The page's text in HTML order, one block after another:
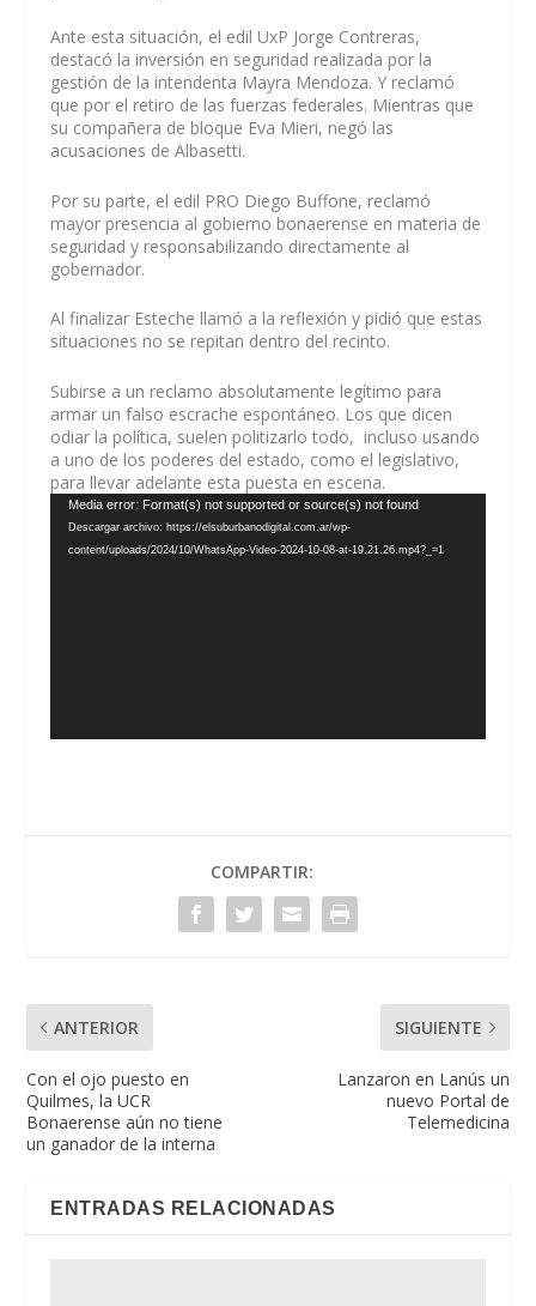
Ante esta situación, el edil UxP Jorge Contreras,
destacó la inversión en seguridad realizada por la
gestión de la intendenta Mayra Mendoza. Y reclamó
que por el retiro de las fuerzas federales. Mientras que
su compañera de bloque Eva Mieri, negó las
acusaciones de Albasetti.
Por su parte, el edil PRO Diego Buffone, reclamó
mayor presencia al gobierno bonaerense en materia de
seguridad y responsabilizando directamente al
gobernador.
Al finalizar Esteche llamó a la reflexión y pidió que estas
situaciones no se repitan dentro del recinto.
Subirse a un reclamo absolutamente legítimo para
armar un falso escrache espontáneo. Los que dicen
odiar la política, suelen politizarlo todo, incluso usando
a uno de los poderes del estado, como el legislativo,
para llevar adelante esta puesta en escena.
Reproductor
de
vídeo
Media error: Format(s) not supported or source(s) not found
Descargar archivo: https://elsuburbanodigital.com.ar/wp-
content/uploads/2024/10/WhatsApp-Video-2024-10-08-at-19.21.26.mp4?_=1
COMPARTIR:
ANTERIOR
Con el ojo puesto en
Quilmes, la UCR
Bonaerense aún no tiene
un ganador de la interna
SIGUIENTE
Lanzaron en Lanús un
nuevo Portal de
Telemedicina
ENTRADAS RELACIONADAS